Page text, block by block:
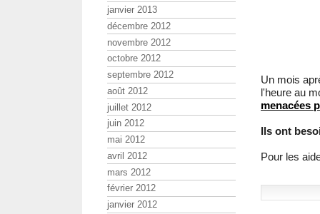
Un mois
l'heure au
menacées
Ils ont
Pour les
janvier 2013
décembre 2012
novembre 2012
octobre 2012
septembre 2012
août 2012
juillet 2012
juin 2012
mai 2012
avril 2012
mars 2012
février 2012
janvier 2012